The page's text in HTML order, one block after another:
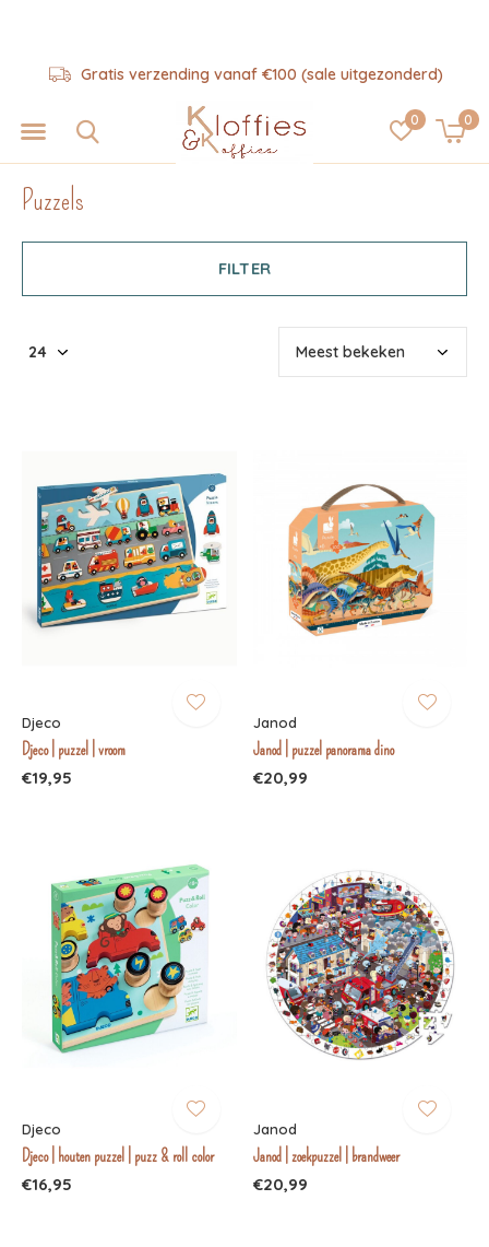
0 0
Hulp nodig? 06-57325343
Puzzels
FILTER
Djeco
Djeco | puzzel | vroom
€19,95
Janod
Janod | puzzel panorama dino
€20,99
Djeco
Djeco | houten puzzel | puzz & roll color
€16,95
Janod
Janod | zoekpuzzel | brandweer
€20,99